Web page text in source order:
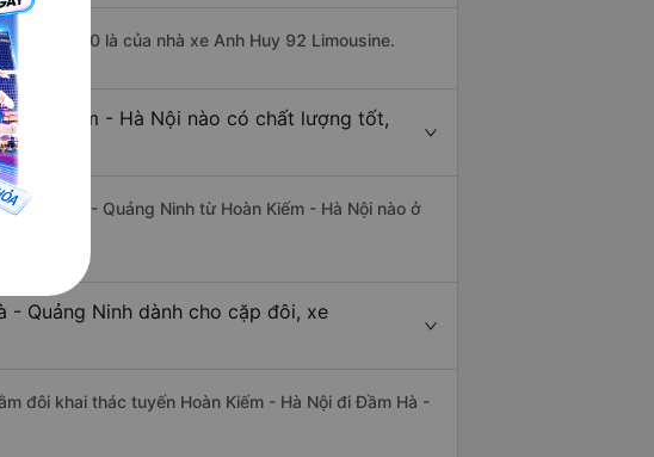
lúc 20:30 là của nhà xe Anh Huy 92 Limousine.
Kiếm - Hà Nội nào có chất lượng tốt,
Đầm Hà - Quảng Ninh từ Hoàn Kiếm - Hà Nội nào ở
- Quảng Ninh dành cho cặp đôi, xe
đôi khai thác tuyến Hoàn Kiếm - Hà Nội đi Đầm Hà -